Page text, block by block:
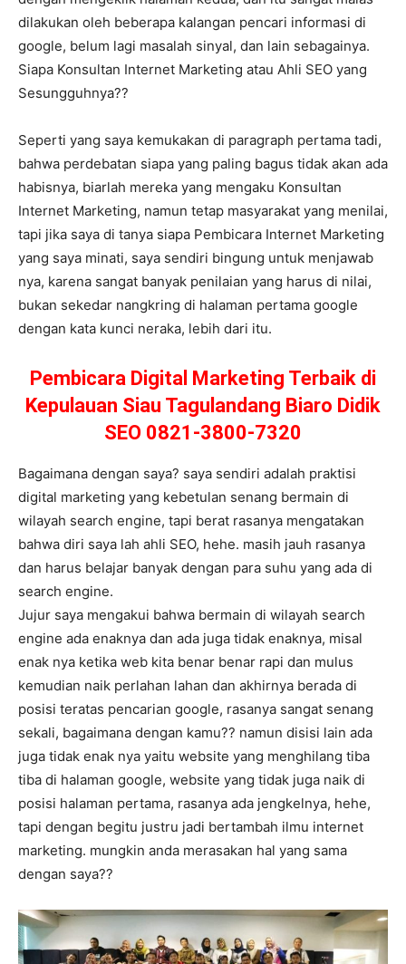
dilakukan oleh beberapa kalangan pencari informasi di
google, belum lagi masalah sinyal, dan lain sebagainya.
Siapa Konsultan Internet Marketing atau Ahli SEO yang
Sesungguhnya??
Seperti yang saya kemukakan di paragraph pertama tadi,
bahwa perdebatan siapa yang paling bagus tidak akan ada
habisnya, biarlah mereka yang mengaku Konsultan
Internet Marketing, namun tetap masyarakat yang menilai,
tapi jika saya di tanya siapa Pembicara Internet Marketing
yang saya minati, saya sendiri bingung untuk menjawab
nya, karena sangat banyak penilaian yang harus di nilai,
bukan sekedar nangkring di halaman pertama google
dengan kata kunci neraka, lebih dari itu.
Pembicara Digital Marketing Terbaik di
Kepulauan Siau Tagulandang Biaro Didik
SEO 0821-3800-7320
Bagaimana dengan saya? saya sendiri adalah praktisi
digital marketing yang kebetulan senang bermain di
wilayah search engine, tapi berat rasanya mengatakan
bahwa diri saya lah ahli SEO, hehe. masih jauh rasanya
dan harus belajar banyak dengan para suhu yang ada di
search engine.
Jujur saya mengakui bahwa bermain di wilayah search
engine ada enaknya dan ada juga tidak enaknya, misal
enak nya ketika web kita benar benar rapi dan mulus
kemudian naik perlahan lahan dan akhirnya berada di
posisi teratas pencarian google, rasanya sangat senang
sekali, bagaimana dengan kamu?? namun disisi lain ada
juga tidak enak nya yaitu website yang menghilang tiba
tiba di halaman google, website yang tidak juga naik di
posisi halaman pertama, rasanya ada jengkelnya, hehe,
tapi dengan begitu justru jadi bertambah ilmu internet
marketing. mungkin anda merasakan hal yang sama
dengan saya??